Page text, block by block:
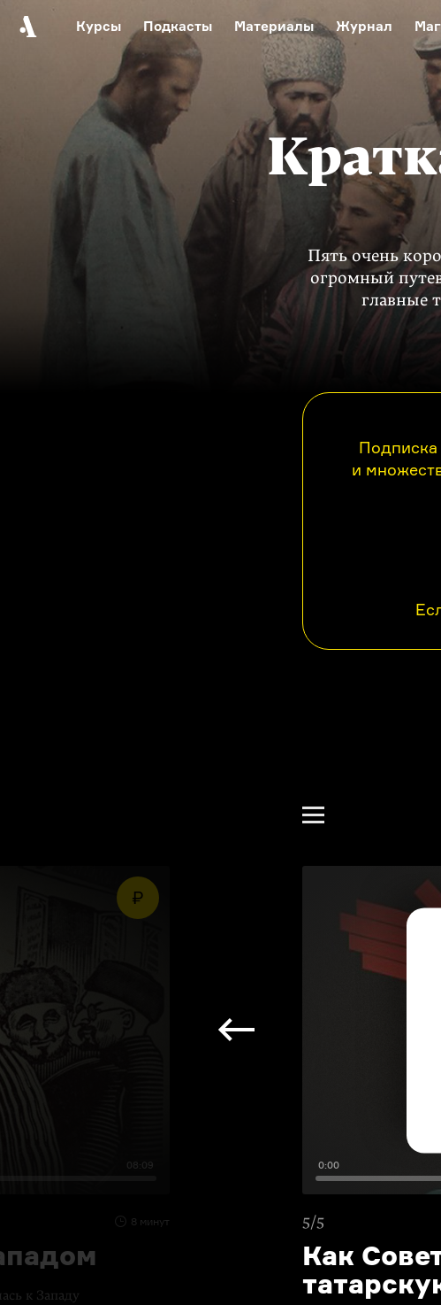
Курсы Подкасты Материалы Журнал
Автор среди нас Еврейский музей
Видеоистория русской
Русское
Пять очень
огромный
главные
и
08:09
8 минут
к Западу
0:00
5/5
Как